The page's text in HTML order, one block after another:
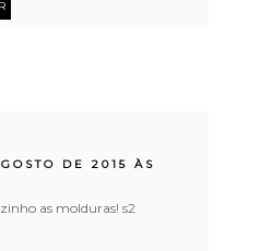
DE 2015 ÀS
as molduras! s2